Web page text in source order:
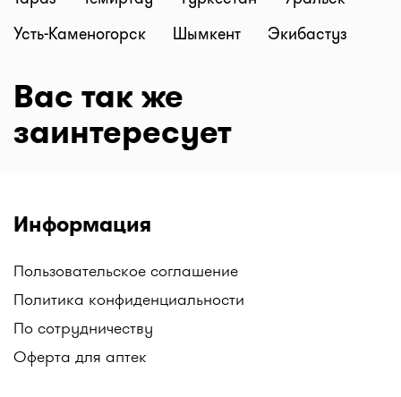
Усть-Каменогорск
Шымкент Экибастуз
Вас так же
заинтересует
Информация
Пользовательское соглашение
Политика конфиденциальности
По сотрудничеству
Оферта для аптек